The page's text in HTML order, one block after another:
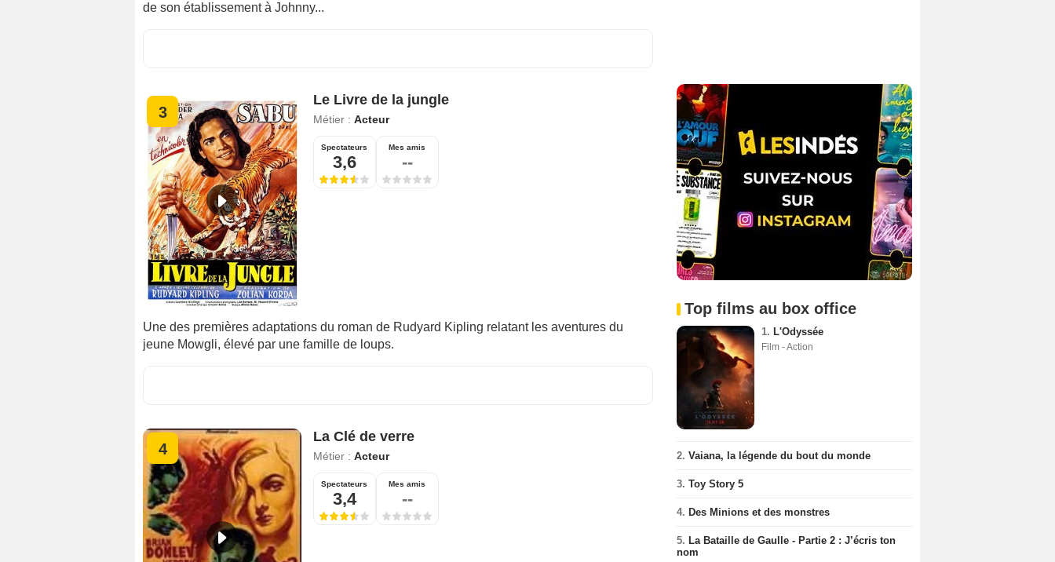
de son établissement à Johnny...
3
Le Livre de la jungle
Métier : Acteur
Spectateurs
3,6
Mes amis
--
Une des premières adaptations du roman de Rudyard Kipling relatant les aventures du
jeune Mowgli, élevé par une famille de loups.
4
La Clé de verre
Métier : Acteur
Spectateurs
3,4
Mes amis
--
Top films au box office
1. L'Odyssée
Film - Action
2. Vaiana, la légende du bout du monde
3. Toy Story 5
4. Des Minions et des monstres
5. La Bataille de Gaulle - Partie 2 : J’écris ton
nom